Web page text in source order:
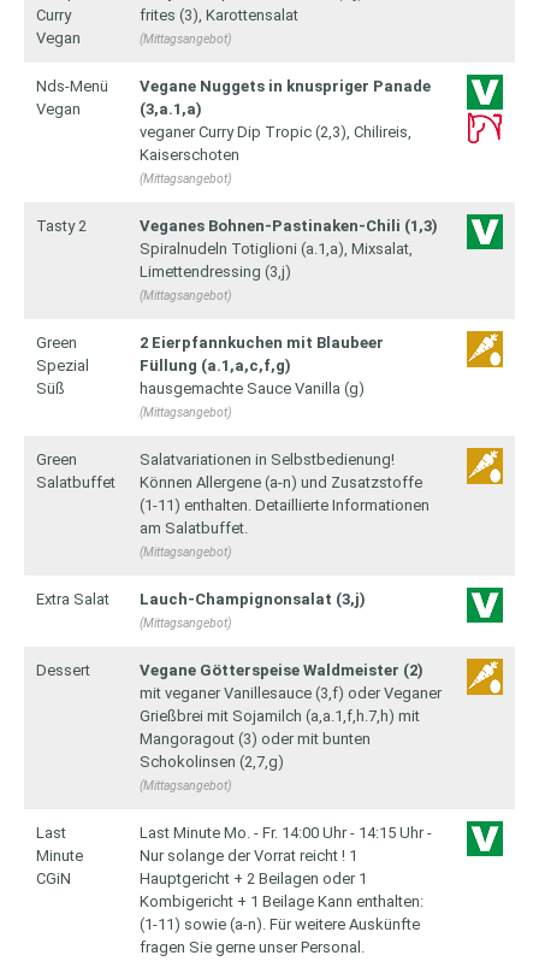
Curry
Vegan
frites (3), Karottensalat
(Mittagsangebot)
Nds-Menü
Vegan
Vegane Nuggets in knuspriger Panade
(3,a.1,a)
veganer Curry Dip Tropic (2,3), Chilireis,
Kaiserschoten
(Mittagsangebot)
Tasty 2
Veganes Bohnen-Pastinaken-Chili (1,3)
Spiralnudeln Totiglioni (a.1,a), Mixsalat,
Limettendressing (3,j)
(Mittagsangebot)
Green
Spezial
Süß
2 Eierpfannkuchen mit Blaubeer
Füllung (a.1,a,c,f,g)
hausgemachte Sauce Vanilla (g)
(Mittagsangebot)
Green
Salatbuffet
Salatvariationen in Selbstbedienung!
Können Allergene (a-n) und Zusatzstoffe
(1-11) enthalten. Detaillierte Informationen
am Salatbuffet.
(Mittagsangebot)
Extra Salat Lauch-Champignonsalat (3,j)
(Mittagsangebot)
Dessert
Vegane Götterspeise Waldmeister (2)
mit veganer Vanillesauce (3,f) oder Veganer
Grießbrei mit Sojamilch (a,a.1,f,h.7,h) mit
Mangoragout (3) oder mit bunten
Schokolinsen (2,7,g)
(Mittagsangebot)
Last
Minute
CGiN
Last Minute Mo. - Fr. 14:00 Uhr - 14:15 Uhr -
Nur solange der Vorrat reicht ! 1
Hauptgericht + 2 Beilagen oder 1
Kombigericht + 1 Beilage Kann enthalten:
(1-11) sowie (a-n). Für weitere Auskünfte
fragen Sie gerne unser Personal.